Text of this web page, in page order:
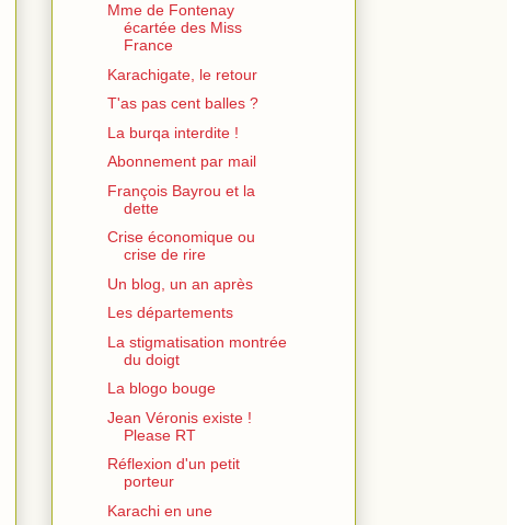
Mme de Fontenay
écartée des Miss
France
Karachigate, le retour
T'as pas cent balles ?
La burqa interdite !
Abonnement par mail
François Bayrou et la
dette
Crise économique ou
crise de rire
Un blog, un an après
Les départements
La stigmatisation montrée
du doigt
La blogo bouge
Jean Véronis existe !
Please RT
Réflexion d'un petit
porteur
Karachi en une